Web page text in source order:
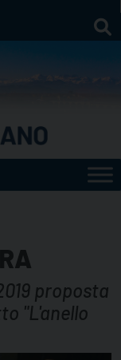
proposta
"L'anello